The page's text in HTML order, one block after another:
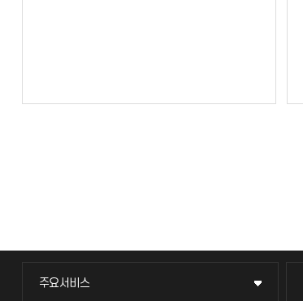
주요서비스
주요서비스